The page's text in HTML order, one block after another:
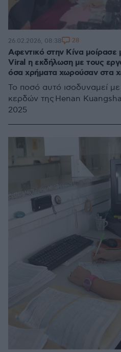
Αφεντικό στην Κίνα
Viral η εκδήλωση με τους
όσα χρήματα χωρούσαν στα
Το ποσό αυτό ισοδυναμεί
κερδών της Henan
2025
26.02.2026, 08:38 28